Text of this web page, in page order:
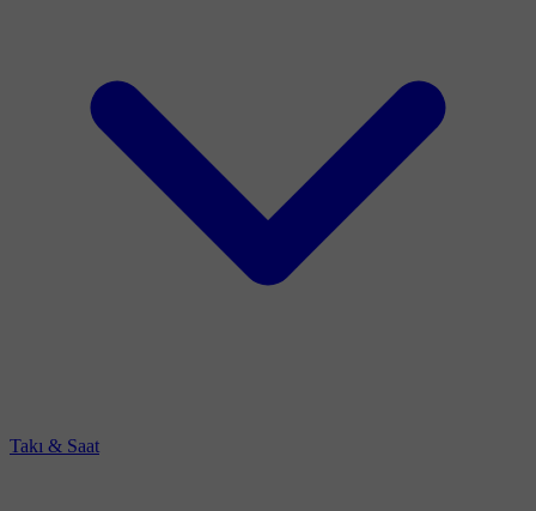
Takı & Saat